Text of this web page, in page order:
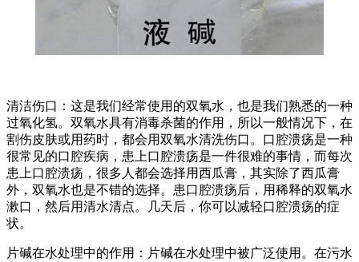
清洁伤口：这是我们经常使用的双氧水，也是我们熟悉的一种
过氧化氢。双氧水具有消毒杀菌的作用，所以一般情况下，在
割伤皮肤或用药时，都会用双氧水清洗伤口。口腔溃疡是一种
很常见的口腔疾病，患上口腔溃疡是一件很难的事情，而每次
患上口腔溃疡，很多人都会选择用西瓜膏，其实除了西瓜膏
外，双氧水也是不错的选择。患口腔溃疡后，用稀释的双氧水
漱口，然后用清水清点。几天后，你可以减轻口腔溃疡的症
状。
片碱在水处理中的作用：片碱在水处理中被广泛使用。在污水